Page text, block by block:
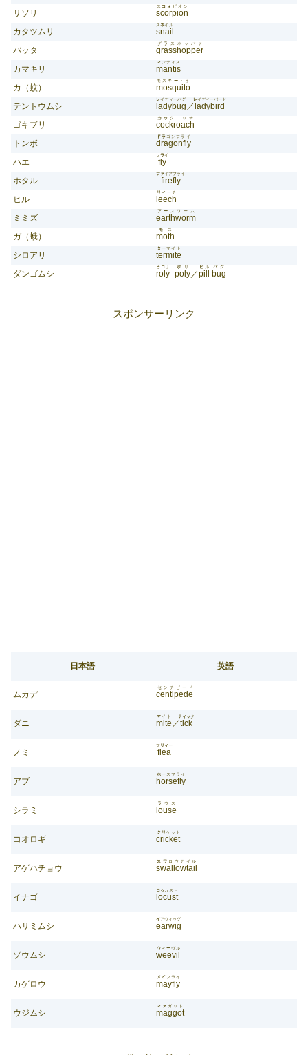
サソリ scorpion
ス コォ ピオン
カタツムリ snail
スネイル
バッタ grasshopper
グ ラ スホッパァ
カマキリ mantis
マ ンティス
カ（蚊） mosquito
モスキー トゥ
テントウムシ ladybug
レイディーバグ
／ladybird
レイディーバード
ゴキブリ cockroach
カッ クロッチ
トンボ dragonfly
ドラ ゴンフライ
ハエ fly
フライ
ホタル firefly
ファイアフライ
ヒル leech
リィ ーチ
ミミズ earthworm
アー スワーム
ガ（蛾） moth
モ ス
シロアリ termite
ターマイト
ダンゴムシ roly
ゥロリ
–poly
ポ リ
／pill
ピ ル
bug
バ グ
スポンサーリンク
日本語 英語
ムカデ centipede
セ ンチピード
ダニ mite
マイト
／tick
ティック
ノミ flea
フ リィー
アブ horsefly
ホー スフライ
シラミ louse
ラ ウス
コオロギ cricket
クリ ケット
アゲハチョウ swallowtail
スワ ロウテイル
イナゴ locust
ロゥ カスト
ハサミムシ earwig
イアウィッグ
ゾウムシ weevil
ウィーヴル
カゲロウ mayfly
メイ フライ
ウジムシ maggot
マァ ガット